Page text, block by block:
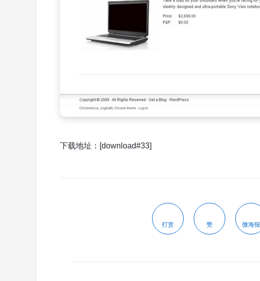
下载地址：[download#33]
打赏 赞 微海报